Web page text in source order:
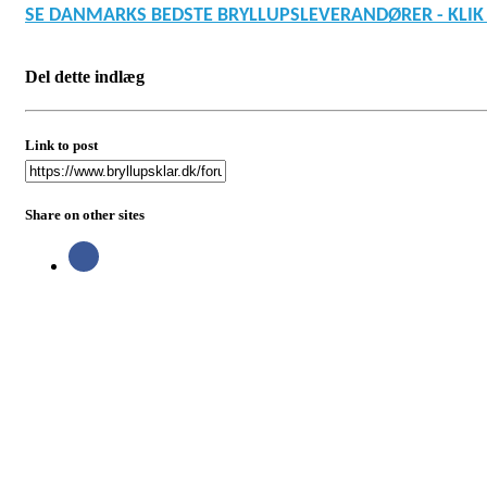
SE DANMARKS BEDSTE BRYLLUPSLEVERANDØRER - KLIK
Del dette indlæg
Link to post
Share on other sites